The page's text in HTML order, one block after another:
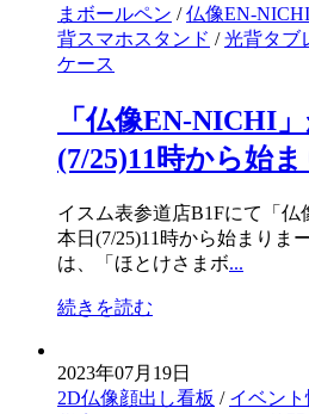
まボールペン /仏像EN-
背スマホスタンド /光背タブ
ケース
「仏像EN-NICHI
(7/25)11時から始ま
イスム表参道店B1Fにて「
本日(7/25)11時から始まりま
は、「ほとけさまボ...
続きを読む
2023年07月19日
2D仏像顔出し看板 / イベント